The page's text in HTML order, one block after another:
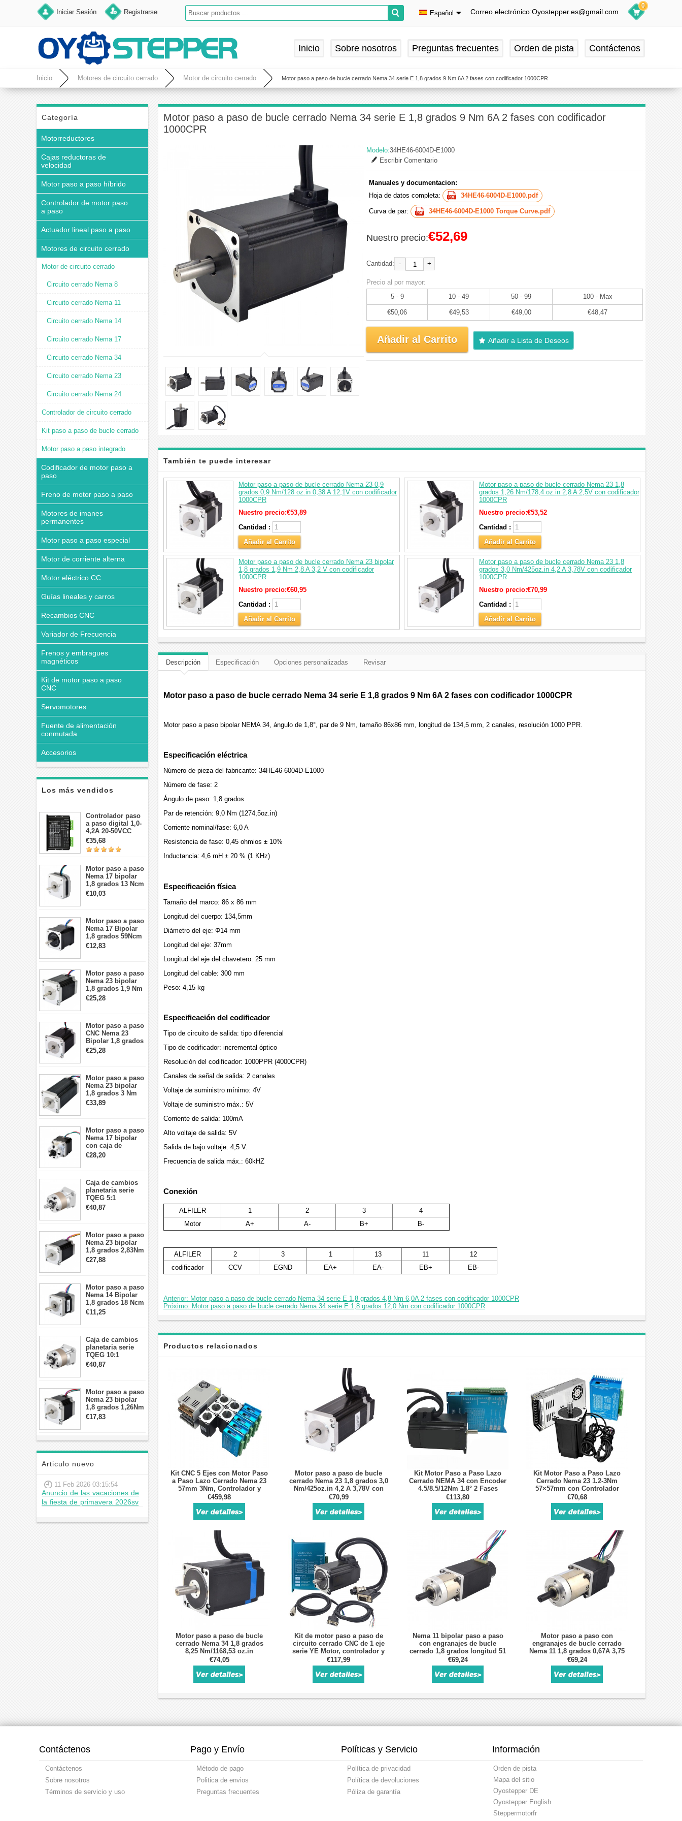
Iniciar Sesión Registrarse Español
Deutsch
Español
Correo electrónico:Oyostepper.es@gmail.com
0
Inicio Sobre nosotros Preguntas frecuentes Orden de pista Contáctenos
Inicio Motores de circuito cerrado Motor de circuito cerrado Motor paso a paso de bucle cerrado Nema 34 serie E 1,8 grados 9 Nm 6A 2 fases con codificador 1000CPR
Categoría
Motorreductores
Cajas reductoras de
velocidad
Motor paso a paso híbrido
Controlador de motor paso
a paso
Actuador lineal paso a paso
Motores de circuito cerrado
Motor de circuito cerrado
Circuito cerrado Nema 8
Circuito cerrado Nema 11
Circuito cerrado Nema 14
Circuito cerrado Nema 17
Circuito cerrado Nema 34
Circuito cerrado Nema 23
Circuito cerrado Nema 24
Controlador de circuito cerrado
Kit paso a paso de bucle cerrado
Motor paso a paso integrado
Codificador de motor paso a
paso
Freno de motor paso a paso
Motores de imanes
permanentes
Motor paso a paso especial
Motor de corriente alterna
Motor eléctrico CC
Guías lineales y carros
Recambios CNC
Variador de Frecuencia
Frenos y embragues
magnéticos
Kit de motor paso a paso
CNC
Servomotores
Fuente de alimentación
conmutada
Accesorios
Los más vendidos
Controlador paso
a paso digital 1,0-
4,2A 20-50VCC
para motor paso a
paso Nema 17, 23,
24
€35,68
Motor paso a paso
Nema 17 bipolar
1,8 grados 13 Ncm
1A 3,5 V
42x42x20mm 4
€10,03
Motor paso a paso
Nema 17 Bipolar
1,8 grados 59Ncm
2A 42x48mm 4
cables compatible
€12,83
Motor paso a paso
Nema 23 bipolar
1,8 grados 1,9 Nm
2,8 A 3,2 V
57x57x76mm 4
€25,28
Motor paso a paso
CNC Nema 23
Bipolar 1,8 grados
1,9 Nm 3A 3,36 V
57x57x76mm 4
€25,28
Motor paso a paso
Nema 23 bipolar
1,8 grados 3 Nm
4,2A 57x57x114mm
motor paso a paso
€33,89
Motor paso a paso
Nema 17 bipolar
con caja de
cambios planetaria
5:1 longitud 33mm
Robot CNC DIY
€28,20
Caja de cambios
planetaria serie
TQEG 5:1
contragolpe 15
arcmin para motor
€40,87
Motor paso a paso
Nema 23 bipolar
1,8 grados 2,83Nm
4A 2,26 V
57x57x84mm 8
€27,88
Motor paso a paso
Nema 14 Bipolar
1,8 grados 18 Ncm
0,8 A 5,74 V 35 x
35 x 34 mm 4
€11,25
Caja de cambios
planetaria serie
TQEG 10:1
contragolpe 15
arcmin para motor
€40,87
Motor paso a paso
Nema 23 bipolar
1,8 grados 1,26Nm
2,8A 2,5V
57x57x56mm 4
€17,83
Articulo nuevo
11 Feb 2026 03:15:54
Anuncio de las vacaciones de
la fiesta de primavera 2026sv
Motor paso a paso de bucle cerrado Nema 34 serie E 1,8 grados 9 Nm 6A 2 fases con codificador
1000CPR
Modelo:34HE46-6004D-E1000
Escribir Comentario
Manuales y documentacion:
Hoja de datos completa:
34HE46-6004D-E1000.pdf
Curva de par: 34HE46-6004D-E1000 Torque Curve.pdf
Nuestro precio:€52,69
Cantidad: - +
Precio al por mayor:
5 - 9
10 - 49 50 - 99 100 - Max
€50,06 €49,53 €49,00 €48,47
Añadir al Carrito Añadir a Lista de Deseos
También te puede interesar
Motor paso a paso de bucle cerrado Nema 23 0,9
grados 0,9 Nm/128 oz.in 0,38 A 12,1V con codificador
1000CPR
Nuestro precio:€53,89
Cantidad :
Añadir al Carrito
Motor paso a paso de bucle cerrado Nema 23 1,8
grados 1,26 Nm/178,4 oz.in 2,8 A 2,5V con codificador
1000CPR
Nuestro precio:€53,52
Cantidad :
Añadir al Carrito
Motor paso a paso de bucle cerrado Nema 23 bipolar
1,8 grados 1,9 Nm 2,8 A 3,2 V con codificador
1000CPR
Nuestro precio:€60,95
Cantidad :
Añadir al Carrito
Motor paso a paso de bucle cerrado Nema 23 1,8
grados 3,0 Nm/425oz.in 4,2 A 3,78V con codificador
1000CPR
Nuestro precio:€70,99
Cantidad :
Añadir al Carrito
Descripción Especificación Opciones personalizadas Revisar
Motor paso a paso de bucle cerrado Nema 34 serie E 1,8 grados 9 Nm 6A 2 fases con codificador 1000CPR
Motor paso a paso bipolar NEMA 34, ángulo de 1,8°, par de 9 Nm, tamaño 86x86 mm, longitud de 134,5 mm, 2 canales, resolución 1000 PPR.
Especificación eléctrica
Número de pieza del fabricante: 34HE46-6004D-E1000
Número de fase: 2
Ángulo de paso: 1,8 grados
Par de retención: 9,0 Nm (1274,5oz.in)
Corriente nominal/fase: 6,0 A
Resistencia de fase: 0,45 ohmios ± 10%
Inductancia: 4,6 mH ± 20 % (1 KHz)
Especificación física
Tamaño del marco: 86 x 86 mm
Longitud del cuerpo: 134,5mm
Diámetro del eje: Φ14 mm
Longitud del eje: 37mm
Longitud del eje del chavetero: 25 mm
Longitud del cable: 300 mm
Peso: 4,15 kg
Especificación del codificador
Tipo de circuito de salida: tipo diferencial
Tipo de codificador: incremental óptico
Resolución del codificador: 1000PPR (4000CPR)
Canales de señal de salida: 2 canales
Voltaje de suministro mínimo: 4V
Voltaje de suministro máx.: 5V
Corriente de salida: 100mA
Alto voltaje de salida: 5V
Salida de bajo voltaje: 4,5 V.
Frecuencia de salida máx.: 60kHZ
Conexión
ALFILER 1 2 3
4
Motor
A+ A- B+ B-
ALFILER 2 3 1 13 11
12
codificador
CCV EGND EA+ EA- EB+ EB-
Anterior: Motor paso a paso de bucle cerrado Nema 34 serie E 1,8 grados 4,8 Nm 6,0A 2 fases con codificador 1000CPR
Próximo: Motor paso a paso de bucle cerrado Nema 34 serie E 1,8 grados 12,0 Nm con codificador 1000CPR
Productos relacionados
Kit CNC 5 Ejes con Motor Paso
a Paso Lazo Cerrado Nema 23
57mm 3Nm, Controlador y
Fuente
€459,98
Motor paso a paso de bucle
cerrado Nema 23 1,8 grados 3,0
Nm/425oz.in 4,2 A 3,78V con
codificador 1000CPR
€70,99
Kit Motor Paso a Paso Lazo
Cerrado NEMA 34 con Encoder
4.5/8.5/12Nm 1.8° 2 Fases
€113,80
Kit Motor Paso a Paso Lazo
Cerrado Nema 23 1.2-3Nm
57×57mm con Controlador
HB8080C
€70,68
Motor paso a paso de bucle
cerrado Nema 34 1,8 grados
8,25 Nm/1168,53 oz.in
codificador 1000CPR
€74,05
Kit de motor paso a paso de
circuito cerrado CNC de 1 eje
serie YE Motor, controlador y
codificador Nema 23 de 1,8
grados y 2,0 Nm
€117,99
Nema 11 bipolar paso a paso
con engranajes de bucle
cerrado 1,8 grados longitud 51
mm 0,67A 8,04 V con
codificador 5:1 300CPR
€69,24
Motor paso a paso con
engranajes de bucle cerrado
Nema 11 1,8 grados 0,67A 3,75
V 0,07 Nm 27:1 con codificador
300CPR
€69,24
Contáctenos
Contáctenos
Sobre nosotros
Términos de servicio y uso
Pago y Envío
Método de pago
Politica de envios
Preguntas frecuentes
Políticas y Servicio
Política de privacidad
Política de devoluciones
Póliza de garantía
Información
Orden de pista
Mapa del sitio
Oyostepper DE
Oyostepper English
Steppermotorfr